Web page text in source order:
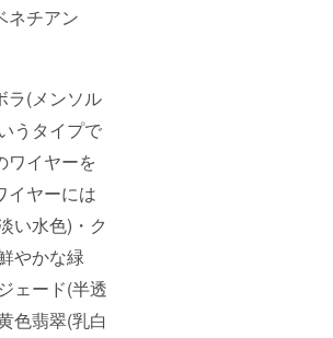
ネチアン
ラ(メンソル
うタイプで
ワイヤーを
イヤーには
い水色)・ク
やかな緑
ェード(半透
色翡翠(乳白